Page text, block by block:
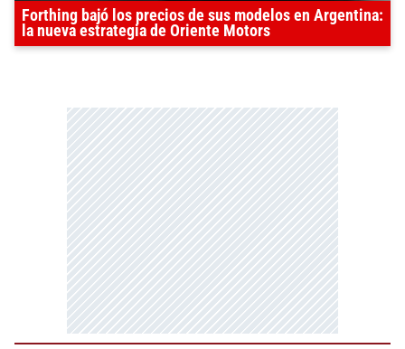
Forthing bajó los precios de sus modelos en Argentina:
la nueva estrategia de Oriente Motors